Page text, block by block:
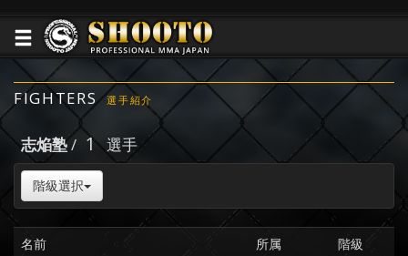
FIGHTERS 選手紹介
志焔塾/ 1 選手
階級選択
名前 所属
階級